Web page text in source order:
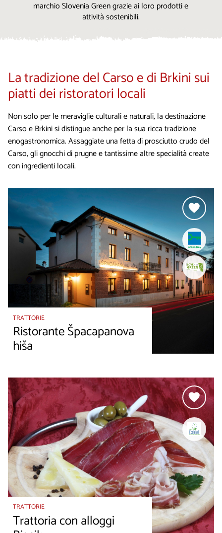
marchio Slovenia Green grazie ai loro prodotti e
attività sostenibili.
La tradizione del Carso e di Brkini sui
piatti dei ristoratori locali
Non solo per le meraviglie culturali e naturali, la destinazione
Carso e Brkini si distingue anche per la sua ricca tradizione
enogastronomica. Assaggiate una fetta di prosciutto crudo del
Carso, gli gnocchi di prugne e tantissime altre specialità create
con ingredienti locali.
TRATTORIE
Ristorante Špacapanova
hiša
TRATTORIE
Trattoria con alloggi